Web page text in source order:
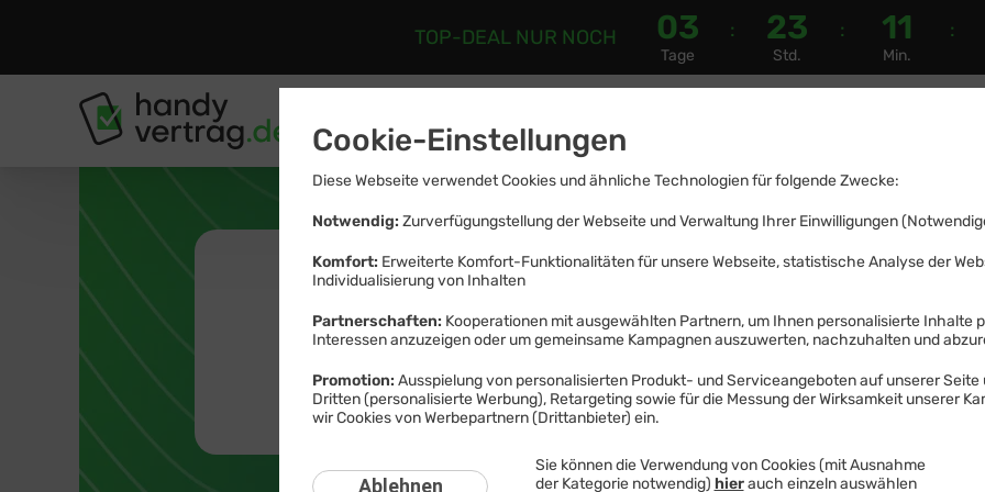
TOP-DEAL NUR NOCH 03
Tage
: 23
Std.
: 11
Min.
:
Günstige Handytarife
Top Tarife.Extra
Cookie-Einstellungen
Diese Webseite verwendet Cookies und ähnliche Technologien für folgende Zwecke:
Notwendig: Zurverfügungstellung der Webseite und Verwaltung Ihrer Einwilligungen
Komfort: Erweiterte Komfort-Funktionalitäten für unsere Webseite, statistische Analyse der
Individualisierung von Inhalten
Partnerschaften: Kooperationen mit ausgewählten Partnern, um Ihnen personalisierte Inhalte
Interessen anzuzeigen oder um gemeinsame Kampagnen auszuwerten, nachzuhalten und
Promotion: Ausspielung von personalisierten Produkt- und Serviceangeboten auf unserer Seite
Dritten (personalisierte Werbung), Retargeting sowie für die Messung der Wirksamkeit unserer
wir Cookies von Werbepartnern (Drittanbieter) ein.
Ablehnen
Sie können die Verwendung von Cookies (mit Ausnahme
der Kategorie notwendig) hierauch einzeln auswählen